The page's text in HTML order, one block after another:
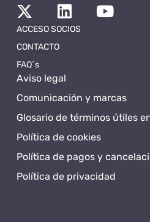
Aviso legal
Comunicación y marcas
Glosario de términos útiles
Política de cookies
Política de pagos y
Política de privacidad
ACCESO SOCIOS
CONTACTO
FAQ´s